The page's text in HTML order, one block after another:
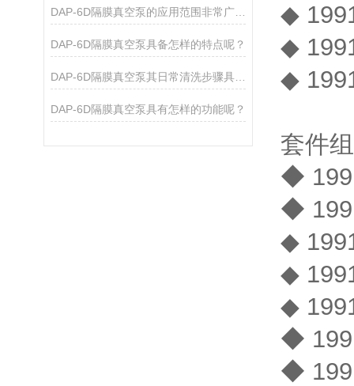
DAP-6D隔膜真空泵具备怎样的特点呢？
DAP-6D隔膜真空泵其日常清洗步骤具体是如何的呢？
DAP-6D隔膜真空泵具有怎样的功能呢？
◆
◆
◆
套件
◆
◆
◆
◆
◆
◆
◆